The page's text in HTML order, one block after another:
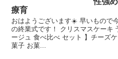
療育
おはようございます☀️ 早いもので
の終業式です！ クリスマスケーキ
ージュ 食べ比べ セット 】チーズ
菓子 お菓...